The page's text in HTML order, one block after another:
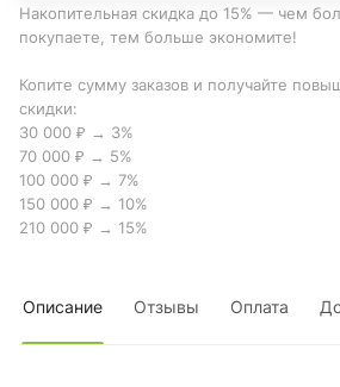
Накопительная скидка до 15% — чем
покупаете, тем больше экономите!
Копите сумму заказов и получайте
скидки:
30 000 ₽ → 3%
70 000 ₽ → 5%
100 000 ₽ → 7%
150 000 ₽ → 10%
210 000 ₽ → 15%
Описание Отзывы Оплата